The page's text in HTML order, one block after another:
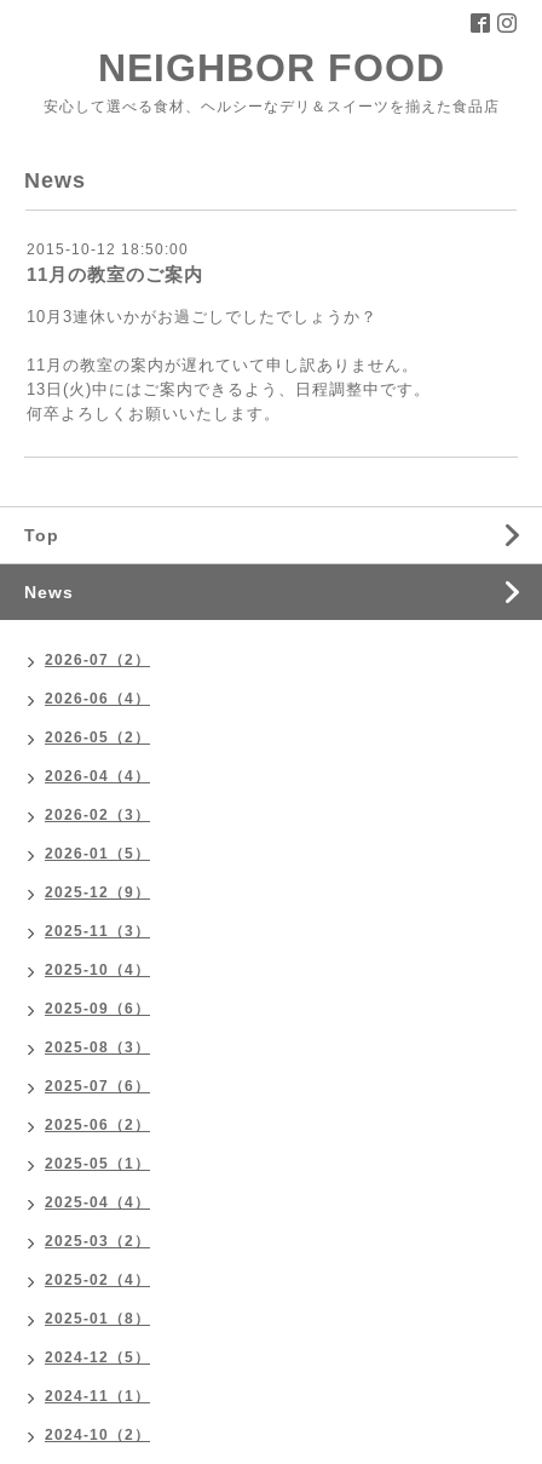
NEIGHBOR FOOD
安心して選べる食材、ヘルシーなデリ＆スイーツを揃えた食品店
News
2015-10-12 18:50:00
11月の教室のご案内
10月3連休いかがお過ごしでしたでしょうか？
11月の教室の案内が遅れていて申し訳ありません。
13日(火)中にはご案内できるよう、日程調整中です。
何卒よろしくお願いいたします。
Top
News
2026-07（2）
2026-06（4）
2026-05（2）
2026-04（4）
2026-02（3）
2026-01（5）
2025-12（9）
2025-11（3）
2025-10（4）
2025-09（6）
2025-08（3）
2025-07（6）
2025-06（2）
2025-05（1）
2025-04（4）
2025-03（2）
2025-02（4）
2025-01（8）
2024-12（5）
2024-11（1）
2024-10（2）